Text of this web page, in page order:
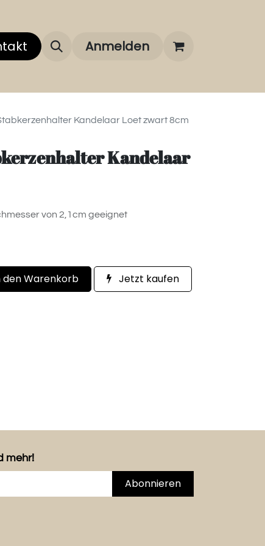
Über unsere Marken FAQ
Anmelden
Kandelaar Loet zwart 8cm
Kandelaar
von 2,1cm geeignet
den Warenkorb Jetzt kaufen
mehr!
Abonnieren